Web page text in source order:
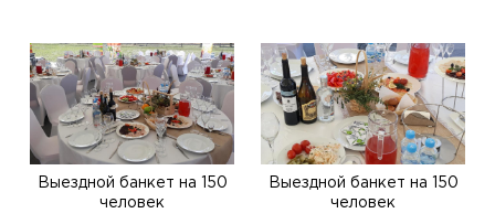
Выездной банкет на 150
человек
Выездной банкет на 150
человек